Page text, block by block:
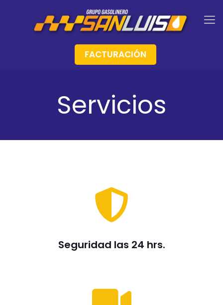
FACTURACIÓN
Servicios
Seguridad las 24 hrs.